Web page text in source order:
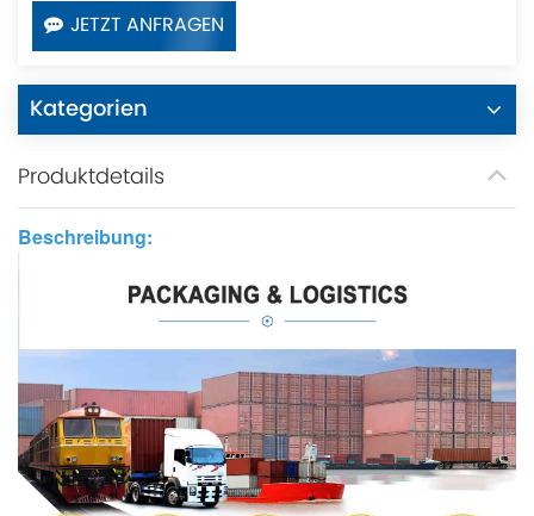
JETZT ANFRAGEN
Kategorien
Produktdetails
Beschreibung: